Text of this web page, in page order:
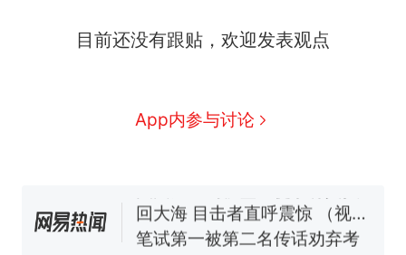
目前还没有跟贴，欢迎发表观点
App内参与讨论
号，仅凭视频评出？中国烹饪
了140多朵
制裁瓜子饺子，美国怕什么？
来源：参考消息）
笔试第一被第二名传话劝弃考
官方通报